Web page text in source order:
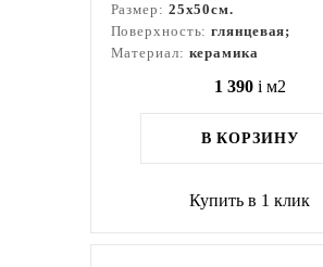
Размер: 25x50см.
Поверхность:глянцевая;
Материал: керамика
1 390 i м2
В КОРЗИНУ
Купить в 1 клик